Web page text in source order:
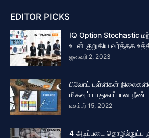
EDITOR PICKS
IQ Option Stochastic
உடன் குறுகிய வர்த்தக
ஜனவரி 2, 2023
பிவோட் புள்ளிகள்
மிகவும் பாதுகாப்பான
டிசம்பர் 15, 2022
4 அடிப்படை தொழில்நுட்ப